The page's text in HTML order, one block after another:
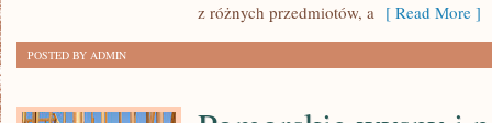
z różnych przedmiotów, a [ Read More ]
POSTED BY ADMIN